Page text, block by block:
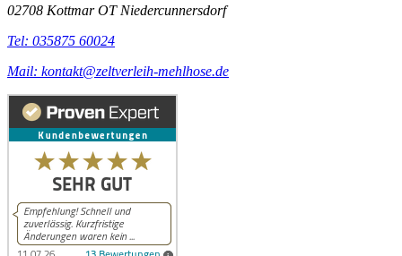
02708 Kottmar OT Niedercunnersdorf
Tel: 035875 60024
Mail: kontakt@zeltverleih-mehlhose.de